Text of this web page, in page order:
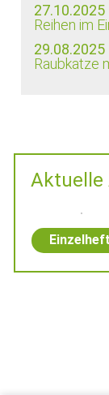
27.10.2025
Reihen im
29.08.2025
Raubkatze
Aktuelle